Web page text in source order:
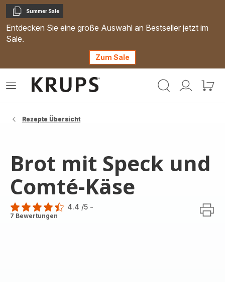
Kopieren
Summer Sale
Entdecken Sie eine große Auswahl an Bestseller jetzt im
Sale.
Zum Sale
Mein
Mein
Das
Rezepte Übersicht
Brot mit Speck und
Comté-Käse
ratings.4.4
4.4 /5 -
7 Bewertungen